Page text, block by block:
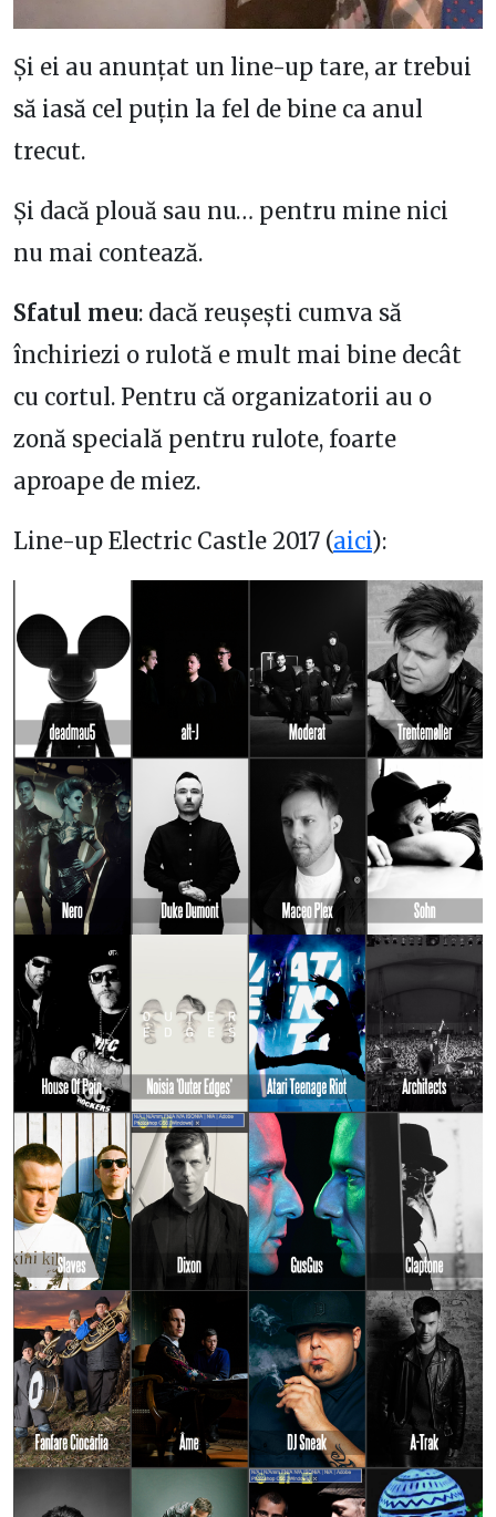
Și ei au anunțat un line-up tare, ar trebui
să iasă cel puțin la fel de bine ca anul
trecut.
Și dacă plouă sau nu… pentru mine nici
nu mai contează.
Sfatul meu: dacă reușești cumva să
închiriezi o rulotă e mult mai bine decât
cu cortul. Pentru că organizatorii au o
zonă specială pentru rulote, foarte
aproape de miez.
Line-up Electric Castle 2017 (aici):